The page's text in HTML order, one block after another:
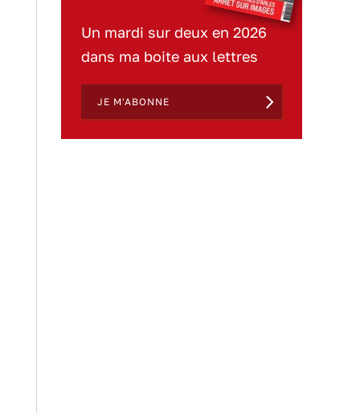
Un mardi sur deux en 2026
dans ma boite aux lettres
JE M'ABONNE